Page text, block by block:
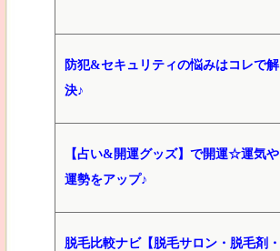
防犯&セキュリティの悩みはコレで解
決♪
【占い&開運グッズ】で開運☆運気や
運勢をアップ♪
脱毛比較ナビ【脱毛サロン・脱毛剤・